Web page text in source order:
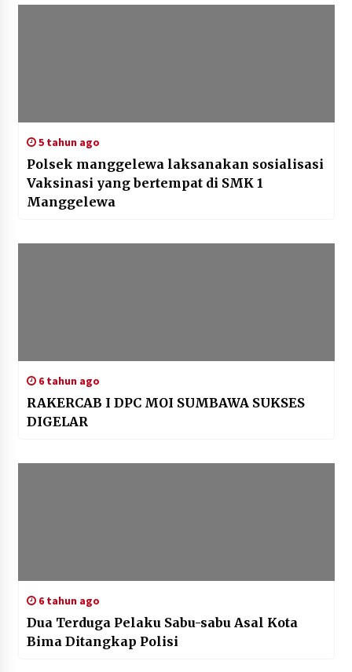
5 tahun ago
Polsek manggelewa laksanakan sosialisasi
Vaksinasi yang bertempat di SMK 1
Manggelewa
6 tahun ago
RAKERCAB I DPC MOI SUMBAWA SUKSES
DIGELAR
6 tahun ago
Dua Terduga Pelaku Sabu-sabu Asal Kota
Bima Ditangkap Polisi